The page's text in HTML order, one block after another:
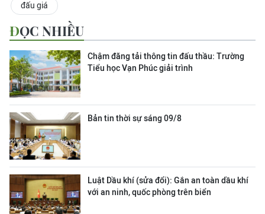
đấu giá
ĐỌC NHIỀU
Chậm đăng tải thông tin đấu thầu: Trường
Tiểu học Vạn Phúc giải trình
Bản tin thời sự sáng 09/8
Luật Dầu khí (sửa đổi): Gắn an toàn dầu khí
với an ninh, quốc phòng trên biển